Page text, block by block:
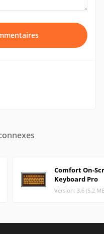
Comfort On-
Keyboard Pro
Version: 3.6 (5.2